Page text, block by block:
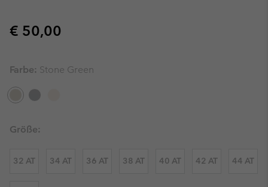
Regular price:
€ 50,00
Farbe: Stone Green
Größe:
32 AT 34 AT 36 AT 38 AT 40 AT 42 AT 44 AT